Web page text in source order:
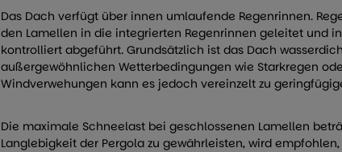
Das Dach verfügt über innen umlaufende Regenrinnen.
den Lamellen in die integrierten Regenrinnen geleitet und
kontrolliert abgeführt. Grundsätzlich ist das Dach
außergewöhnlichen Wetterbedingungen wie Starkregen
Windverwehungen kann es jedoch vereinzelt zu
Die maximale Schneelast bei geschlossenen Lamellen
Langlebigkeit der Pergola zu gewährleisten, wird